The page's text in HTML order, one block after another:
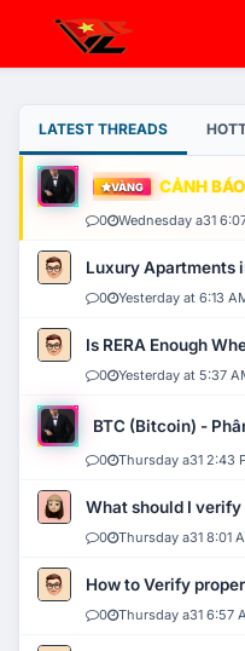
LATEST THREADS
VÀNG CẢNH
0 Wednesday a31
Luxury Apartments
0 Yesterday at 6:13
Is RERA Enough
0 Yesterday at 5:37
BTC (Bitcoin) -
0 Thursday a31 2:43
What should I verify
0 Thursday a31 8:01
How to Verify
0 Thursday a31 6:57